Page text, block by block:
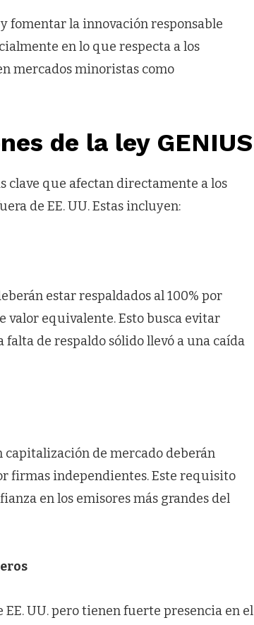
fomentar la innovación responsable
en lo que respecta a los
mercados minoristas como
de la ley GENIUS
clave que afectan directamente a los
de EE. UU. Estas incluyen:
estar respaldados al 100% por
valor equivalente. Esto busca evitar
falta de respaldo sólido llevó a una caída
capitalización de mercado deberán
firmas independientes. Este requisito
en los emisores más grandes del
UU. pero tienen fuerte presencia en el